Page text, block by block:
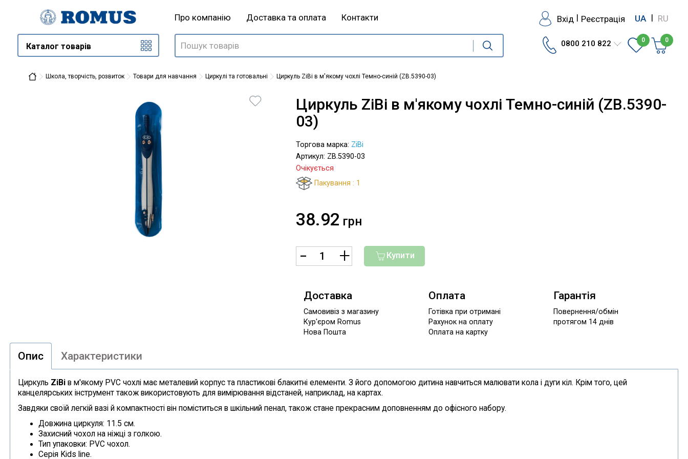
Про компанію Доставка та оплата Контакти Вхід | Реєстрація UA | RU
Каталог товарів 0800 210 822 0 0
Школа, творчість, розвиток Товари для навчання Циркулі та готовальні Циркуль ZiBi в м'якому чохлі Темно-синій (ZB.5390-03)
Циркуль ZiBi в м'якому чохлі Темно-синій (ZB.5390-
03)
Торгова марка: ZiBi
Артикул: ZB.5390-03
Очікується
Пакування : 1
38.92 грн
Купити
Доставка
Самовивіз з магазину
Кур'єром Romus
Нова Пошта
Оплата
Готівка при отримані
Рахунок на оплату
Оплата на картку
Гарантія
Повернення/обмін
протягом 14 днів
Опис Характеристики
Циркуль ZiBi в м'якому PVC чохлі має металевий корпус та пластикові блакитні елементи. З його допомогою дитина навчиться малювати кола і дуги кіл. Крім того, цей
канцелярських інструмент також використовують для вимірювання відстаней, наприклад, на картах.
Завдяки своїй легкій вазі й компактності він поміститься в шкільний пенал, також стане прекрасним доповненням до офісного набору.
Довжина циркуля: 11.5 см.
Захисний чохол на ніжці з голкою.
Тип упаковки: PVC чохол.
Серія Kids line.